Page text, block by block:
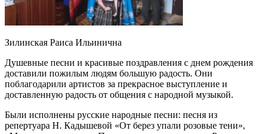
Зилинская Раиса Ильинична
Душевные песни и красивые поздравления с днем рождения
доставили пожилым людям большую радость. Они
поблагодарили артистов за прекрасное выступление и
доставленную радость от общения с народной музыкой.
Были исполнены русские народные песни: песня из
репертуара Н. Кадышевой «От берез упали розовые тени»,